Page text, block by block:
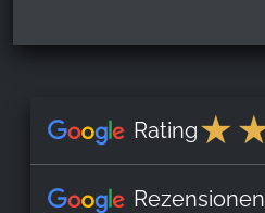
Rating
Rezensionen